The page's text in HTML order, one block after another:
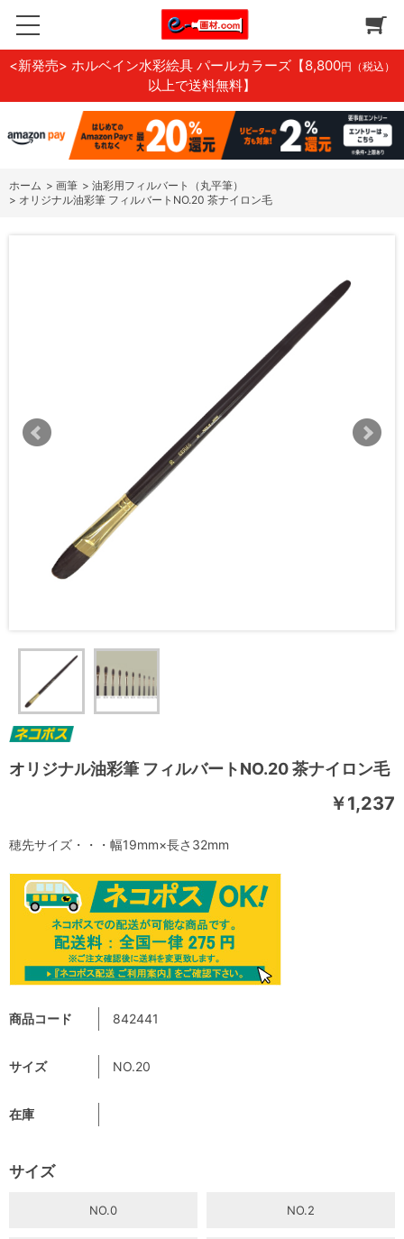
<新発売> ホルベイン水彩絵具 パールカラーズ 【8,800円（税込）
以上で送料無料】
ホーム > 画筆 > 油彩用フィルバート（丸平筆）
> オリジナル油彩筆 フィルバートNO.20 茶ナイロン毛
オリジナル油彩筆 フィルバートNO.20 茶ナイロン毛
￥1,237
商品コード 842441
サイズ NO.20
在庫
サイズ
NO.0 NO.2
穂先サイズ・・・幅19mm×長さ32mm